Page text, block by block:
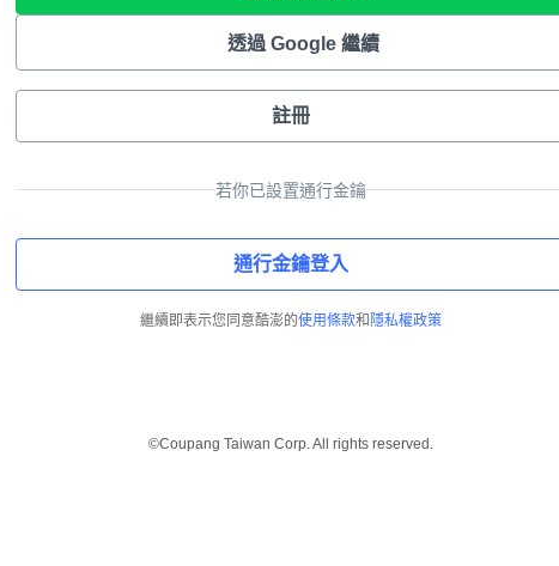
透過 Google 繼續
註冊
若你已設置通行金鑰
通行金鑰登入
繼續即表示您同意酷澎的使用條款和 隱私權政策
©Coupang Taiwan Corp. All rights reserved.